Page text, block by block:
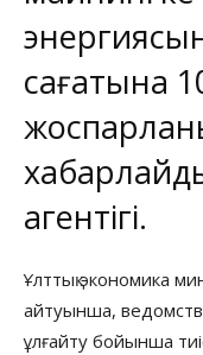
сағатына
агентігі.
Ұлттық экономика
айтуынша,
ұлғайту бойынша